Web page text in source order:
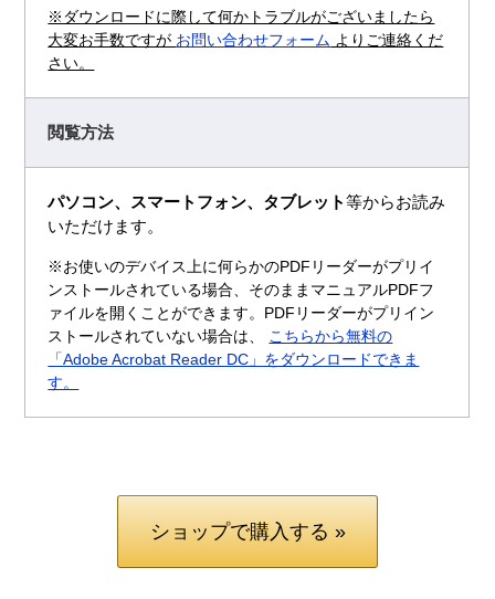
※ダウンロードに際して何かトラブルがございましたら
大変お手数ですが お問い合わせフォーム よりご連絡くだ
さい。
閲覧方法
パソコン、スマートフォン、タブレット等からお読み
いただけます。
※お使いのデバイス上に何らかのPDFリーダーがプリイ
ンストールされている場合、そのままマニュアルPDFフ
ァイルを開くことができます。PDFリーダーがプリイン
ストールされていない場合は、
こちらから無料の
「Adobe Acrobat Reader DC」をダウンロードできま
す。
ショップで購入する »